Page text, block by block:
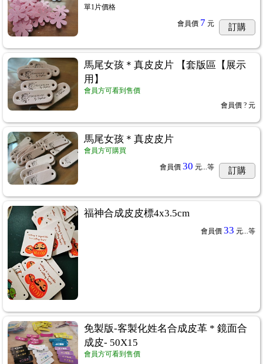
...15
單1片價格
會員價 7 元 訂購
馬尾女孩＊真皮皮片 【套版區【展示
用】
會員方可看到售價
會員價 ? 元
馬尾女孩＊真皮皮片
會員方可購買
會員價 30 元...等 訂購
福神合成皮皮標4x3.5cm
會員價 33 元...等
免製版-客製化姓名合成皮革 * 鏡面合
成皮- 50X15
會員方可看到售價